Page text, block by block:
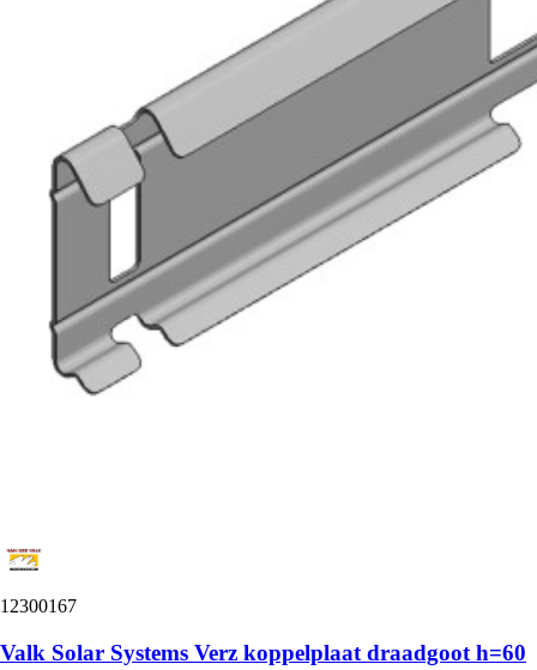
12300167
Valk Solar Systems Verz koppelplaat draadgoot h=60